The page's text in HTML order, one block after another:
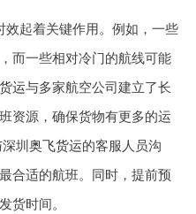
起着关键作用。例如，一些
而一些相对冷门的航线可能
运与多家航空公司建立了长
资源，确保货物有更多的运
圳 奥飞货运的客服人员沟
合适的航班。同时，提前预
货时间。